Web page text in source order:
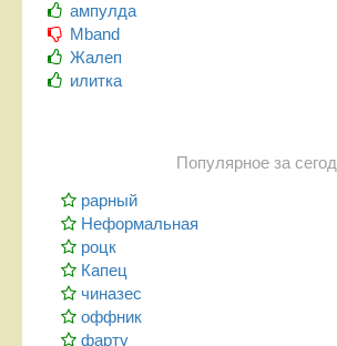
ампулда
Mband
Жалеп
илитка
Популярное за
рарный
Неформальная
роцк
Капец
чиназес
оффник
фарту